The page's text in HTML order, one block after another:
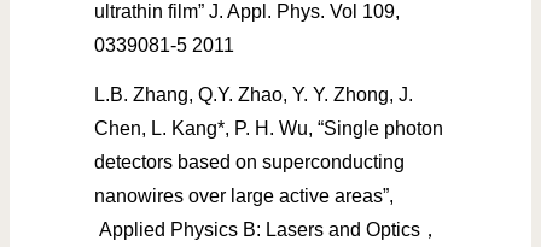
ultrathin film” J. Appl. Phys. Vol 109,
0339081-5 2011
L.B. Zhang, Q.Y. Zhao, Y. Y. Zhong, J.
Chen, L. Kang*, P. H. Wu, “Single photon
detectors based on superconducting
nanowires over large active areas”,
Applied Physics B: Lasers and Optics，